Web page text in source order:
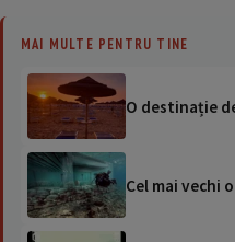
MAI MULTE PENTRU TINE
O destinație
Cel mai vechi